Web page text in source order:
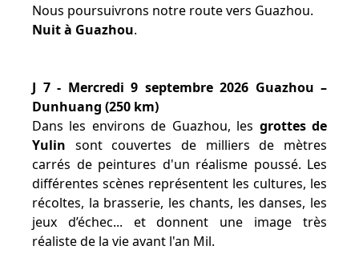
Nous poursuivrons notre route vers Guazhou.
Nuit à Guazhou.
J 7 - Mercredi 9 septembre 2026 Guazhou –
Dunhuang (250 km)
Dans les environs de Guazhou, les grottes de
Yulin sont couvertes de milliers de mètres
carrés de peintures d'un réalisme poussé. Les
différentes scènes représentent les cultures, les
récoltes, la brasserie, les chants, les danses, les
jeux d’échec... et donnent une image très
réaliste de la vie avant l'an Mil.